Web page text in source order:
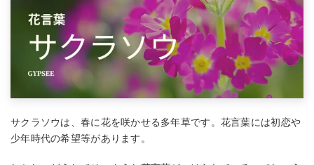
サクラソウは、春に花を咲かせる多年草です。花言葉には初恋や
少年時代の希望等があります。